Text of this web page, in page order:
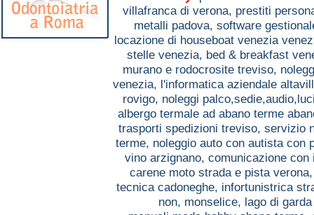
villafranca di verona, prestiti
metalli padova, software
locazione di houseboat venezia
stelle venezia, bed & breakfast
murano e rodocrosite treviso,
venezia, l'informatica aziendale
rovigo, noleggi
albergo termale ad abano terme
trasporti spedizioni treviso, servizio
terme, noleggio auto con autista con
vino arzignano, comunicazione
carene moto strada e pista
tecnica cadoneghe, infortunistrica
non, monselice, lago di